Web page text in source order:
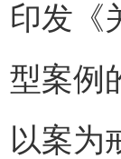
印发《
型案例
以案为